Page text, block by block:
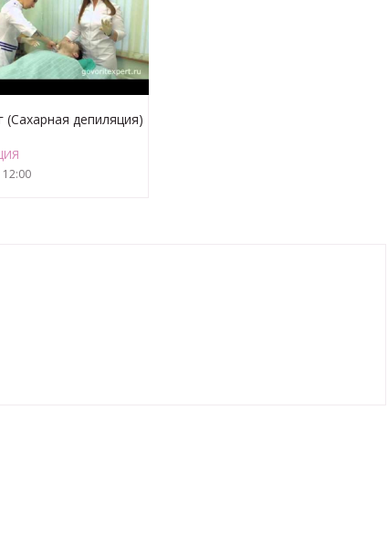
(Сахарная депиляция)